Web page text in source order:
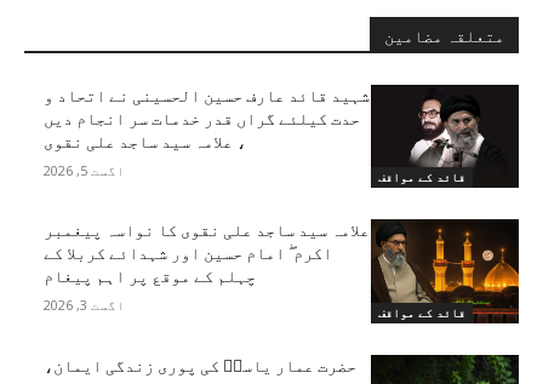
متعلقہ مضامین
قائد کے مواقف
شہید قائد عارف حسین الحسینی نے اتحاد و
حدت کیلئے گراں قدر خدمات سر انجام دیں
، علامہ سید ساجد علی نقوی
اگست 5, 2026
قائد کے مواقف
علامہ سید ساجد علی نقوی کا نواسہ پیغمبر
اکرم ۖ امام حسین اور شہدائے کربلا کے
چہلم کے موقع پر اہم پیغام
اگست 3, 2026
حضرت عمار یاسرؑ کی پوری زندگی ایمان،